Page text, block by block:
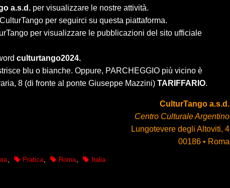
a.s.d. per visualizzare le nostre attività.
per seguirci su questa piattaforma.
per visualizzare le pubblicazioni del sito ufficiale
culturtango2024.
blu o bianche. Oppure, PARCHEGGIO più vicino è
8 (di fronte al ponte Giuseppe Mazzini) TARIFFARIO.
CulturTango a.s.d.
Centro Culturale Argentino
Lungotevere degli Altoviti, 4
00186 • Roma
, Pratica, Roma, Italia